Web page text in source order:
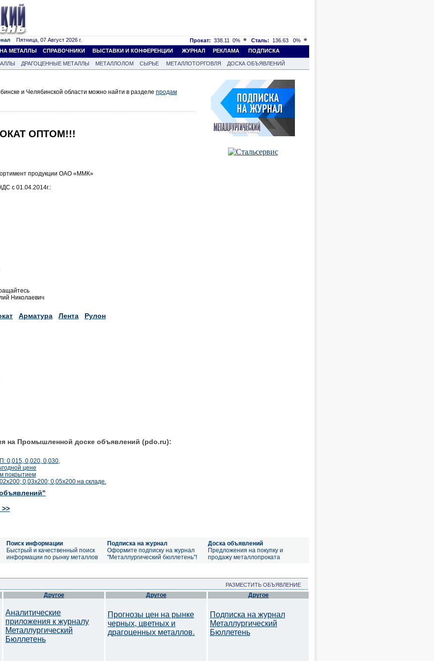
Пятница, 07 Август 2026 г. Прокат: 338.11 0% Сталь: 136.63
0%
МЕТАЛЛЫ СПРАВОЧНИКИ ВЫСТАВКИ И КОНФЕРЕНЦИИ ЖУРНАЛ РЕКЛАМА ПОДПИСКА
ДРАГОЦЕННЫЕ МЕТАЛЛЫ МЕТАЛЛОЛОМ СЫРЬЕ МЕТАЛЛОТОРГОВЛЯ
ДОСКА ОБЪЯВЛЕНИЙ
и Челябинской области можно найти в разделе продам
ОПТОМ!!!
продукции ОАО «ММК»
с 01.04.2014г.:
Николаевич
Арматура Лента Рулон
на Промышленной доске объявлений (pdo.ru):
0,015, 0,020, 0,030,
цене
покрытием
0,03х200; 0,05х200 на складе.
Поиск информации
Быстрый и качественный поиск
информации по рынку металлов
Подписка на журнал
Оформите подписку на журнал
"Металлургический бюллетень"!
Доска объявлений
Предложения на покупку и
продажу металлопроката
РАЗМЕСТИТЬ ОБЪЯВЛЕНИЕ
Другое
Аналитические
приложения к журналу
Металлургический
Бюллетень
Другое
Прогнозы цен на рынке
черных, цветных и
драгоценных металлов.
Другое
Подписка на журнал
Металлургический
Бюллетень